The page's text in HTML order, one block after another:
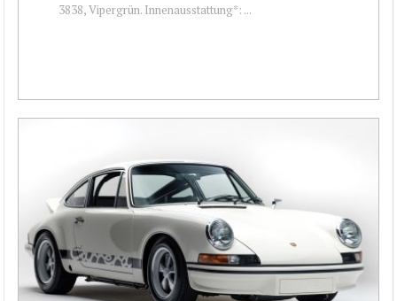
3838, Vipergrün. Innenausstattung*: ...